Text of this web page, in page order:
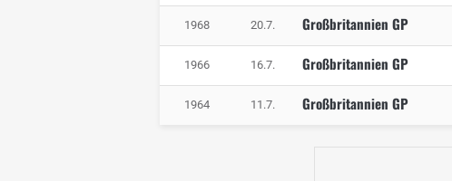
1968 20.7. Großbritannien GP
1966 16.7. Großbritannien GP
1964 11.7. Großbritannien GP